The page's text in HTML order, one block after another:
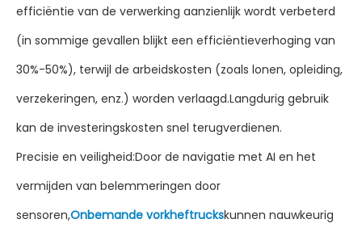
efficiëntie van de verwerking aanzienlijk wordt verbeterd
(in sommige gevallen blijkt een efficiëntieverhoging van
30%-50%), terwijl de arbeidskosten (zoals lonen, opleiding,
verzekeringen, enz.) worden verlaagd.Langdurig gebruik
kan de investeringskosten snel terugverdienen.
Precisie en veiligheid:Door de navigatie met AI en het
vermijden van belemmeringen door
sensoren,Onbemande vorkheftruckskunnen nauwkeurig